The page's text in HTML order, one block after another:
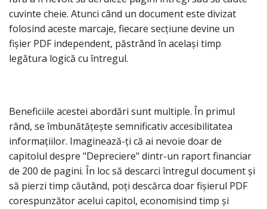
cuvinte cheie. Atunci când un document este divizat
folosind aceste marcaje, fiecare secțiune devine un
fișier PDF independent, păstrând în același timp
legătura logică cu întregul.
Beneficiile acestei abordări sunt multiple. În primul
rând, se îmbunătățește semnificativ accesibilitatea
informațiilor. Imaginează-ți că ai nevoie doar de
capitolul despre "Depreciere" dintr-un raport financiar
de 200 de pagini. În loc să descarci întregul document și
să pierzi timp căutând, poți descărca doar fișierul PDF
corespunzător acelui capitol, economisind timp și